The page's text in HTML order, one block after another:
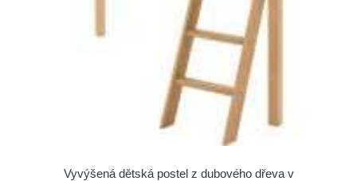
Vyvýšená dětská postel z dubového dřeva v